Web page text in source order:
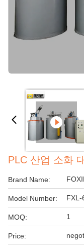
PLC 산업 소화
Brand Name:
Model Number: FXL-
MOQ: 1
Price: